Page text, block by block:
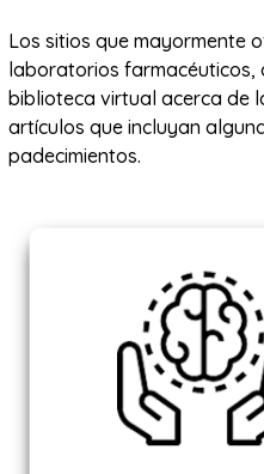
Los sitios que mayormente
laboratorios farmacéuticos,
biblioteca virtual acerca de
artículos que incluyan
padecimientos.